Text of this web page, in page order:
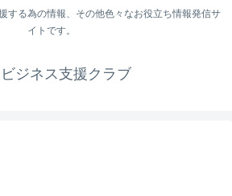
する為の情報、その他色々なお役立ち情報発信サ
イトです。
ジネス支援クラブ